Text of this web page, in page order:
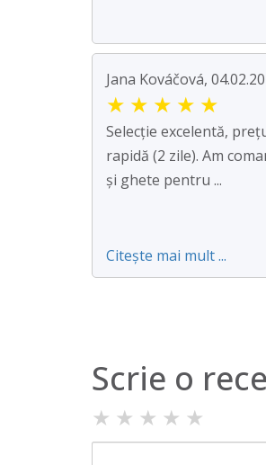
Jana Kováčová,
★ ★ ★ ★ ★
Selecție excelentă,
rapidă (2 zile). Am
și ghete pentru ...
Citește mai mult ...
Scrie o
★ ★ ★ ★ ★